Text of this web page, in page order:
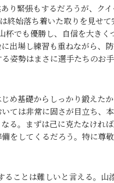
り緊張もするだろうが、ク
始落ち着いた取りを見せ
でも優勝し、自信を大き
出場し練習も重ねながら、
姿勢はまさに選手たちのお
基礎からしっかり鍛えた
ては非常に固さが目立ち、
る。まずは己に克たなけれ
をしてくるだろう。特に尊
ことは難しいと言える。